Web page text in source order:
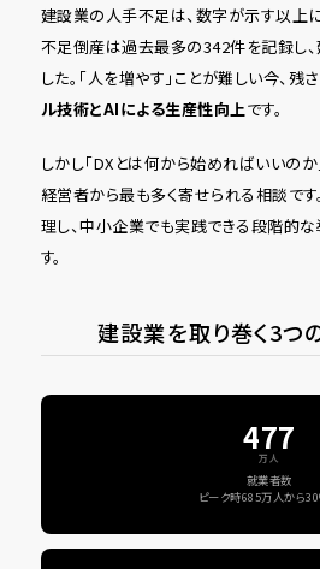
建設業の人手不足は、数字が示す以上
不足倒産は過去最多の342件を記録し
した。「人を増やす」ことが難しい今、
ル技術とAIによる生産性向上です。
しかし「DXとは何から始めればいいの
経営者から最も多く寄せられる相談で
理し、中小企業でも実践できる段階的
す。
建設業を取り巻く3つ
477
万人
就業者数
ピーク時685万人から